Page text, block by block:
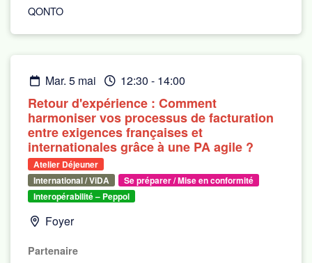
QONTO
mar. 5 mai 12:30 - 14:00
Retour d'expérience : Comment
harmoniser vos processus de facturation
entre exigences françaises et
internationales grâce à une PA agile ?
Atelier Déjeuner
International / ViDA
Se préparer / Mise en conformité
Interopérabilité – Peppol
Foyer
Partenaire